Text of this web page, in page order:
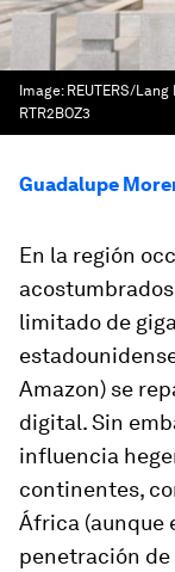
Image: REUTERS/Lang
RTR2BOZ3
Guadalupe
En la región
limitado de
Amazon) se
digital. Sin
influencia
continentes,
África (aunque
penetración de